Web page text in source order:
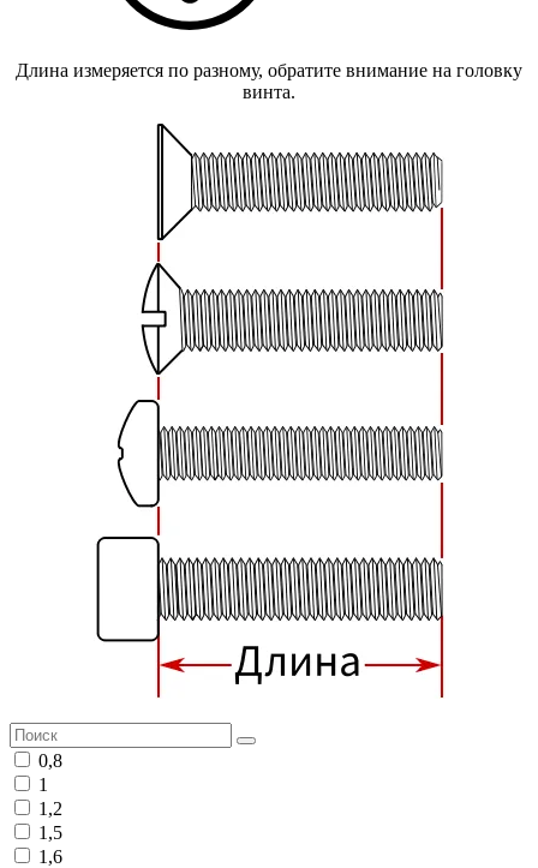
Длина измеряется по разному, обратите внимание на головку
винта.
0,8
1
1,2
1,5
1,6